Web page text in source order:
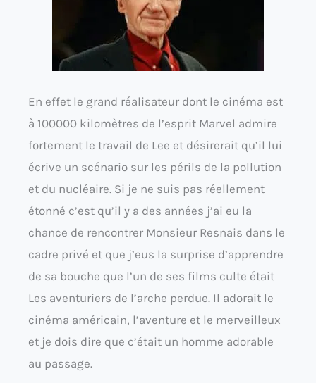
En effet le grand réalisateur dont le cinéma est
à 100000 kilomètres de l’esprit Marvel admire
fortement le travail de Lee et désirerait qu’il lui
écrive un scénario sur les périls de la pollution
et du nucléaire. Si je ne suis pas réellement
étonné c’est qu’il y a des années j’ai eu la
chance de rencontrer Monsieur Resnais dans le
cadre privé et que j’eus la surprise d’apprendre
de sa bouche que l’un de ses films culte était
Les aventuriers de l’arche perdue. Il adorait le
cinéma américain, l’aventure et le merveilleux
et je dois dire que c’était un homme adorable
au passage.